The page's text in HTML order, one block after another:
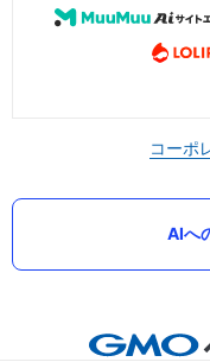
コーポ
AIへ